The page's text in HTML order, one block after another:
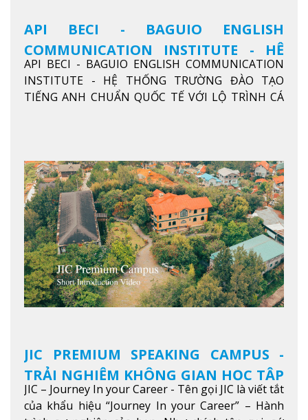
API BECI - BAGUIO ENGLISH
COMMUNICATION INSTITUTE - HỆ
THỐNG TRƯỜNG ĐÀO TẠO TIẾNG
ANH CHUẨN QUỐC TẾ
API BECI - BAGUIO ENGLISH COMMUNICATION
INSTITUTE - HỆ THỐNG TRƯỜNG ĐÀO TẠO
TIẾNG ANH CHUẨN QUỐC TẾ VỚI LỘ TRÌNH CÁ
JIC PREMIUM SPEAKING CAMPUS -
TRẢI NGHIỆM KHÔNG GIAN HỌC TẬP
5 SAO TẠI BAGUIO
JIC – Journey In your Career - Tên gọi JIC là viết tắt
của khẩu hiệu “Journey In your Career” – Hành